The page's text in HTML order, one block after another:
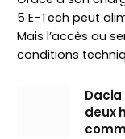
5 E-Tech peut
Mais l’accès au
conditions
Dacia
deux